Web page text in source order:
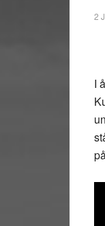
2
I